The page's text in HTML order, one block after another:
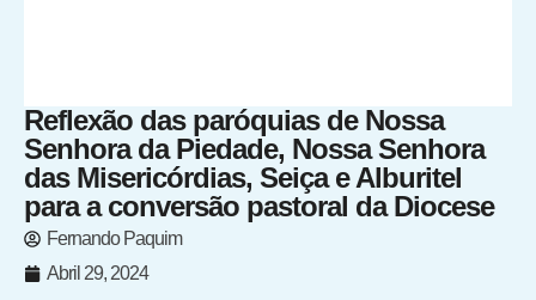
Reflexão das paróquias de Nossa
Senhora da Piedade, Nossa Senhora
das Misericórdias, Seiça e Alburitel
para a conversão pastoral da Diocese
Fernando Paquim
Abril 29, 2024